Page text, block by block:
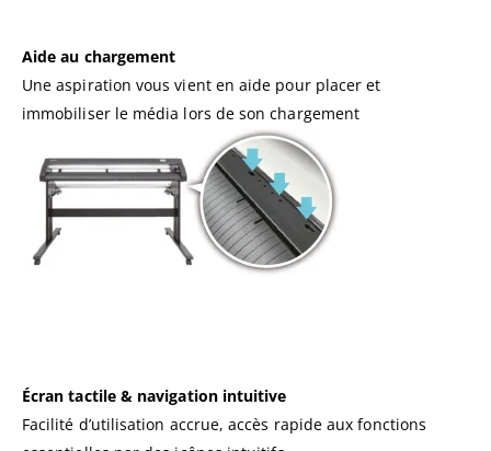
Aide au chargement
Une aspiration vous vient en aide pour placer et
immobiliser le média lors de son chargement
Écran tactile & navigation intuitive
Facilité d’utilisation accrue, accès rapide aux fonctions